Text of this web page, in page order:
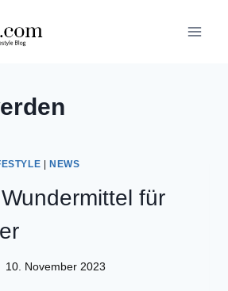
NEWS
für
10. November 2023